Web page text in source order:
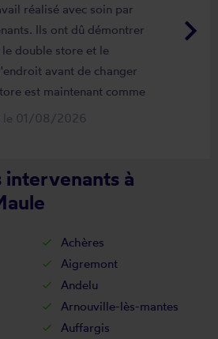
keyboard_arrow_right
réalisé avec soin par
Ils ont dû démontrer
double store et le
avant de changer
est maintenant comme
positionné et
le 01/08/2026
intervenants à
Achères
Aigremont
Andelu
Arnouville-lès-mantes
Auffargis